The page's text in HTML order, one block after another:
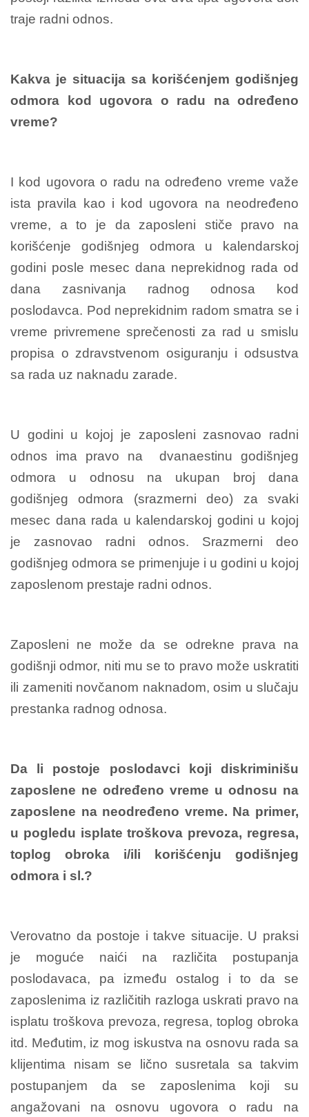
traje radni odnos.
Kakva je situacija sa korišćenjem godišnjeg
odmora kod ugovora o radu na određeno
vreme?
I kod ugovora o radu na određeno vreme važe
ista pravila kao i kod ugovora na neodređeno
vreme, a to je da zaposleni stiče pravo na
korišćenje godišnjeg odmora u kalendarskoj
godini posle mesec dana neprekidnog rada od
dana zasnivanja radnog odnosa kod
poslodavca. Pod neprekidnim radom smatra se i
vreme privremene sprečenosti za rad u smislu
propisa o zdravstvenom osiguranju i odsustva
sa rada uz naknadu zarade.
U godini u kojoj je zaposleni zasnovao radni
odnos ima pravo na dvanaestinu godišnjeg
odmora u odnosu na ukupan broj dana
godišnjeg odmora (srazmerni deo) za svaki
mesec dana rada u kalendarskoj godini u kojoj
je zasnovao radni odnos. Srazmerni deo
godišnjeg odmora se primenjuje i u godini u kojoj
zaposlenom prestaje radni odnos.
Zaposleni ne može da se odrekne prava na
godišnji odmor, niti mu se to pravo može uskratiti
ili zameniti novčanom naknadom, osim u slučaju
prestanka radnog odnosa.
Da li postoje poslodavci koji diskriminišu
zaposlene ne određeno vreme u odnosu na
zaposlene na neodređeno vreme. Na primer,
u pogledu isplate troškova prevoza, regresa,
toplog obroka i/ili korišćenju godišnjeg
odmora i sl.?
Verovatno da postoje i takve situacije. U praksi
je moguće naići na različita postupanja
poslodavaca, pa između ostalog i to da se
zaposlenima iz različitih razloga uskrati pravo na
isplatu troškova prevoza, regresa, toplog obroka
itd. Međutim, iz mog iskustva na osnovu rada sa
klijentima nisam se lično susretala sa takvim
postupanjem da se zaposlenima koji su
angažovani na osnovu ugovora o radu na